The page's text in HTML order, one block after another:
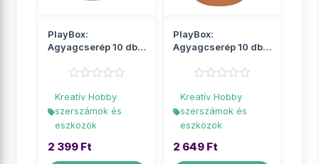
PlayBox:
Agyagcserép 10 db-
Kreatív Hobby
szerszámok és
eszközök
2 399 Ft
PlayBox:
Agyagcserép 10 db-
Kreatív Hobby
szerszámok és
eszközök
2 649 Ft